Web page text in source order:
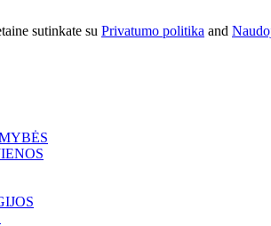
sutinkate su Privatumo politika and